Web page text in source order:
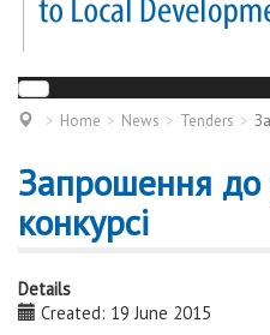
Home News Tenders
Запрошення до
конкурсі
Details
Created: 19 June 2015